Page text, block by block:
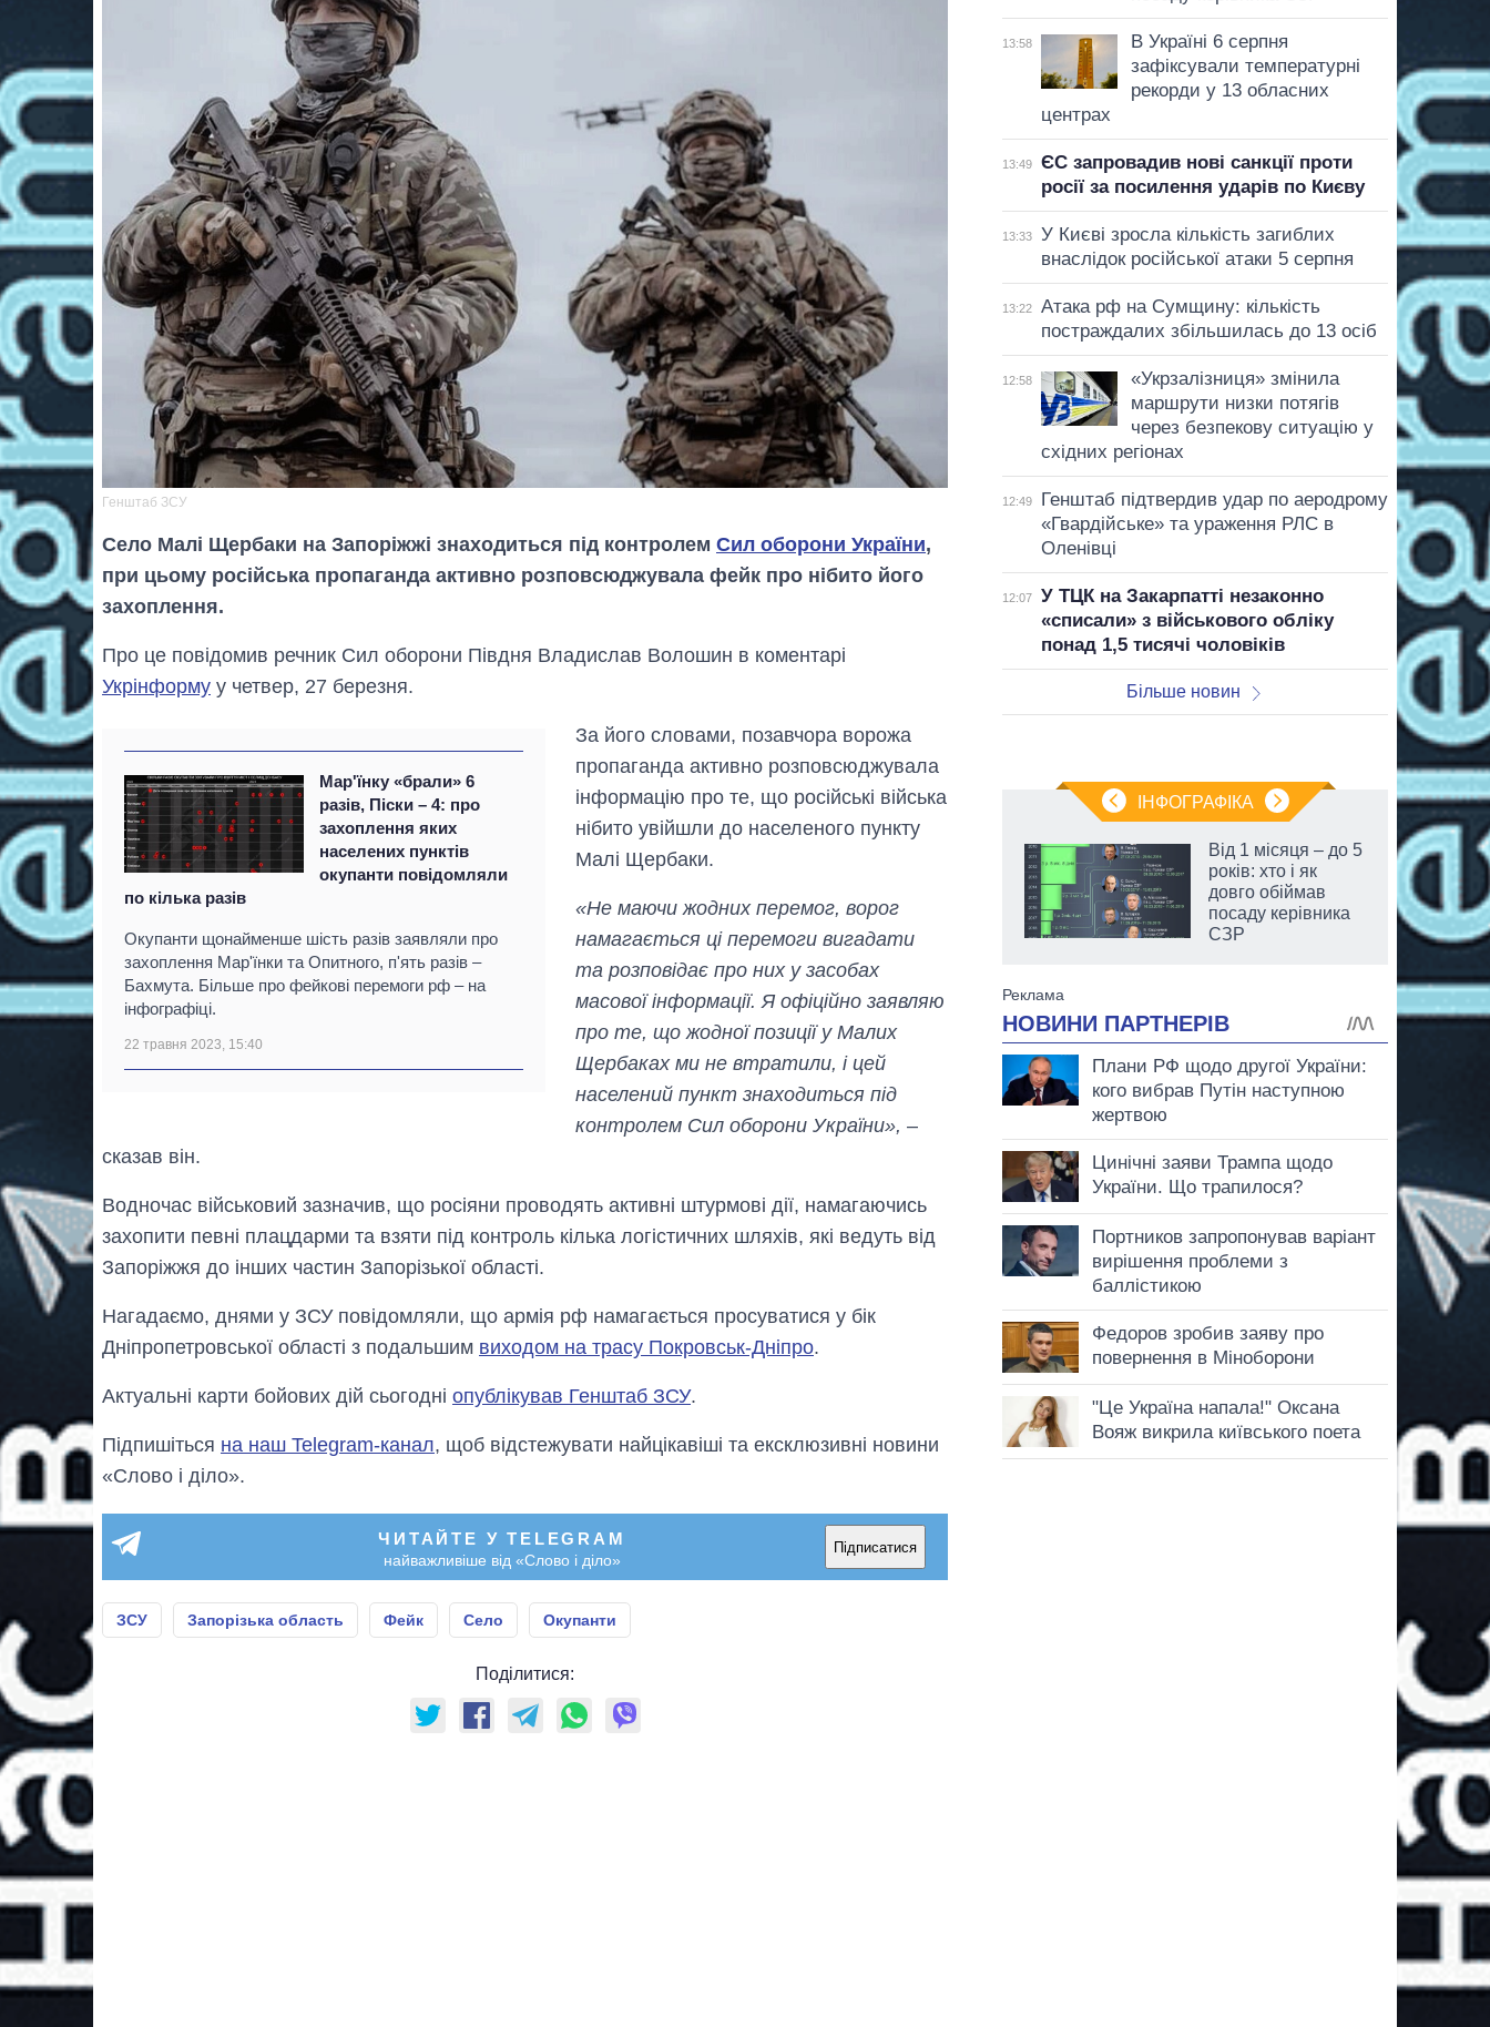
Генштаб ЗСУ
Село Малі Щербаки на Запоріжжі знаходиться під контролем Сил оборони України,
при цьому російська пропаганда активно розповсюджувала фейк про нібито його
захоплення.
Про це повідомив речник Сил оборони Півдня Владислав Волошин в коментарі
Укрінформу у четвер, 27 березня.
Мар'їнку «брали» 6
разів, Піски – 4: про
захоплення яких
населених пунктів
окупанти повідомляли
по кілька разів
Окупанти щонайменше шість разів заявляли про
захоплення Мар'їнки та Опитного, п'ять разів –
Бахмута. Більше про фейкові перемоги рф – на
інфографіці.
22 травня 2023, 15:40
За його словами, позавчора ворожа
пропаганда активно розповсюджувала
інформацію про те, що російські війська
нібито увійшли до населеного пункту
Малі Щербаки.
«Не маючи жодних перемог, ворог
намагається ці перемоги вигадати
та розповідає про них у засобах
масової інформації. Я офіційно заявляю
про те, що жодної позиції у Малих
Щербаках ми не втратили, і цей
населений пункт знаходиться під
контролем Сил оборони України», –
сказав він.
Водночас військовий зазначив, що росіяни проводять активні штурмові дії, намагаючись
захопити певні плацдарми та взяти під контроль кілька логістичних шляхів, які ведуть від
Запоріжжя до інших частин Запорізької області.
Нагадаємо, днями у ЗСУ повідомляли, що армія рф намагається просуватися у бік
Дніпропетровської області з подальшим виходом на трасу Покровськ-Дніпро.
Актуальні карти бойових дій сьогодні опублікував Генштаб ЗСУ.
Підпишіться на наш Telegram-канал, щоб відстежувати найцікавіші та ексклюзивні новини
«Слово і діло».
ЧИТАЙТЕ У TELEGRAM
найважливіше від «Слово і діло»
Підписатися
ЗСУ Запорізька область Фейк Село Окупанти
Поділитися:
13:58
В Україні 6 серпня
зафіксували температурні
рекорди у 13 обласних
центрах
13:49
ЄС запровадив нові санкції проти
росії за посилення ударів по Києву
13:33
У Києві зросла кількість загиблих
внаслідок російської атаки 5 серпня
13:22
Атака рф на Сумщину: кількість
постраждалих збільшилась до 13 осіб
12:58
«Укрзалізниця» змінила
маршрути низки потягів
через безпекову ситуацію у
східних регіонах
12:49
Генштаб підтвердив удар по аеродрому
«Гвардійське» та ураження РЛС в
Оленівці
12:07
У ТЦК на Закарпатті незаконно
«списали» з військового обліку
понад 1,5 тисячі чоловіків
Більше новин
ІНФОГРАФІКА
область стали
головною ціллю
Від 1 місяця – до 5
років: хто і як
довго обіймав
посаду керівника
СЗР